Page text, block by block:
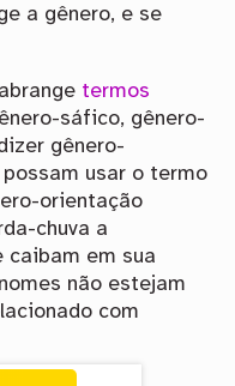
a gênero, e se
termos
sáfico, gênero-
gênero-
usar o termo
orientação
chuva a
caibam em sua
não estejam
com